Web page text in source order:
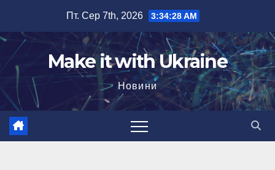
вмісту
Пт. Сер 7th, 2026 3:34:29 AM
Make it with Ukraine
Новини